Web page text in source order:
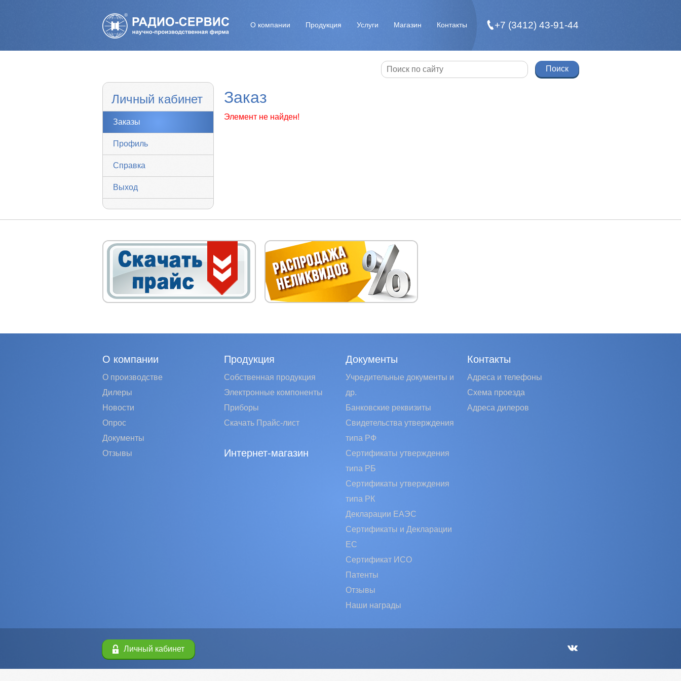
О компании Продукция Услуги Магазин Контакты +7 (3412) 43-91-44
Личный кабинет
Заказы
Профиль
Справка
Выход
Заказ
Элемент не найден!
О компании
О производстве
Дилеры
Новости
Опрос
Документы
Отзывы
Продукция
Собственная продукция
Электронные компоненты
Приборы
Скачать Прайс-лист
Интернет-магазин
Документы
Учредительные документы и
др.
Банковские реквизиты
Свидетельства утверждения
типа РФ
Сертификаты утверждения
типа РБ
Сертификаты утверждения
типа РК
Декларации ЕАЭС
Сертификаты и Декларации
EC
Сертификат ИСО
Патенты
Отзывы
Наши награды
Контакты
Адреса и телефоны
Схема проезда
Адреса дилеров
Личный кабинет